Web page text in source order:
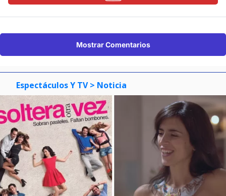
Mostrar Comentarios
Espectáculos Y TV > Noticia